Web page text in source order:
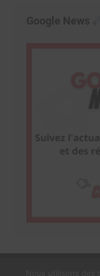
Google News